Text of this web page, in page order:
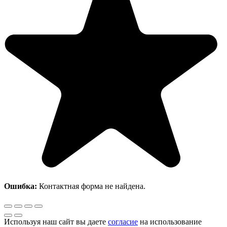
Ошибка: Контактная форма не найдена.
Используя наш сайт вы даете согласие на использование